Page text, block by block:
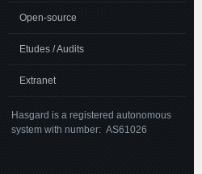
Open-source
Etudes / Audits
Extranet
Hasgard is a registered autonomous
system with number: AS61026